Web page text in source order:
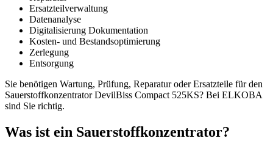
Ersatzteilverwaltung
Datenanalyse
Digitalisierung Dokumentation
Kosten- und Bestandsoptimierung
Zerlegung
Entsorgung
Sie benötigen Wartung, Prüfung, Reparatur oder Ersatzteile für den
Sauerstoffkonzentrator DevilBiss Compact 525KS? Bei ELKOBA
sind Sie richtig.
Was ist ein Sauerstoffkonzentrator?